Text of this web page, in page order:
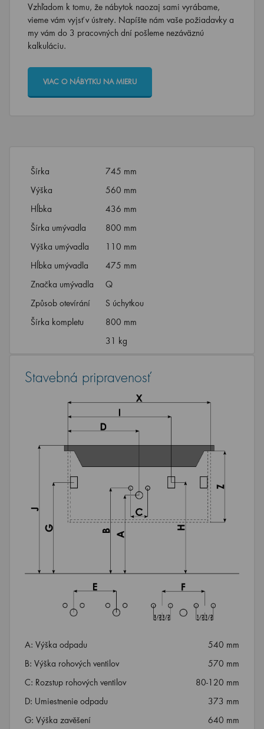
Vzhľadom k tomu, že nábytok naozaj sami vyrábame,
vieme vám vyjsť v ústrety. Napíšte nám vaše požiadavky a
my vám do 3 pracovných dní pošleme nezáväznú
kalkuláciu.
VIAC O NÁBYTKU NA MIERU
Šírka
745 mm
Výška
560 mm
Hĺbka
436 mm
Šírka umývadla
800 mm
Výška umývadla
110 mm
Hĺbka umývadla
475 mm
Značka umývadla
Q
Způsob otevírání
S úchytkou
Šírka kompletu
800 mm
31 kg
Stavebná pripravenosť
A: Výška odpadu
540 mm
B: Výška rohových ventilov
570 mm
C: Rozstup rohových ventilov
80-120 mm
D: Umiestnenie odpadu
373 mm
G: Výška zavěšení
640 mm